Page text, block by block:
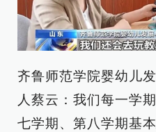
齐鲁师范学院婴幼儿
人蔡云：我们每一学
七学期、第八学期基